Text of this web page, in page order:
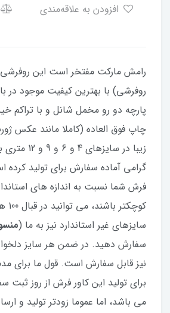
رامش مارکت مفتخر است این روفرشی
روفرشی) با بهترین کیفیت موجود در
پارچه دو رو مخمل شانل و با تراکم
چاپ فوق العاده (کاملا مانند عکس
زیبا در
گرامی آماده سفارش برای تولید
فرش شما نسبت به اندازه های
سایزهای غیر استاندارد نیز به ما (
نیز قابل سفارش است. قول ما برای
می باشد، اما عموما زودتر تولید و